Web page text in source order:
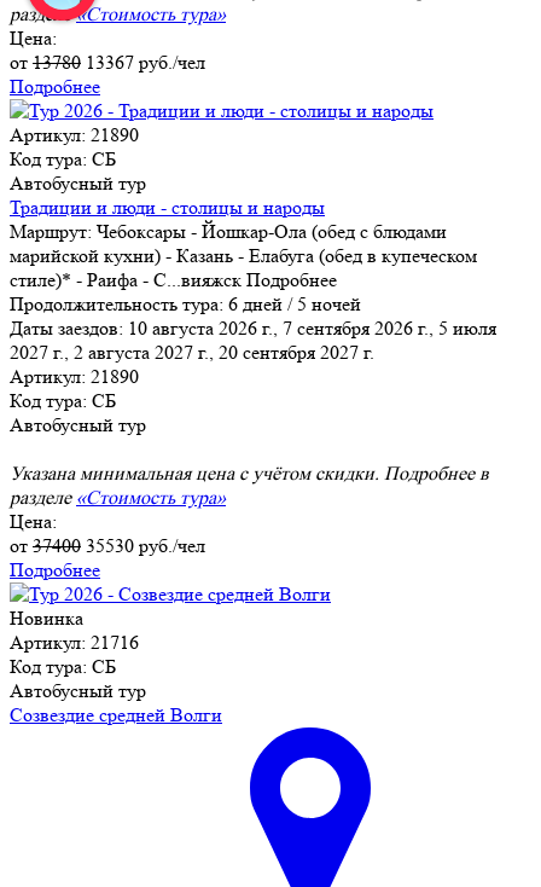
разделе«Стоимость тура»
Цена:
от 13780 13367 руб./чел
Подробнее
Артикул: 21890
Код тура: СБ
Автобусный тур
Традиции и люди - столицы и народы
Маршрут: Чебоксары - Йошкар-Ола (обед с блюдами
марийской кухни) - Казань - Елабуга (обед в купеческом
стиле)* - Раифа - С
вияжск Подробнее
Продолжительность тура: 6 дней / 5 ночей
Даты заездов: 10 августа 2026 г., 7 сентября 2026 г., 5 июля
2027 г., 2 августа 2027 г., 20 сентября 2027 г.
Артикул: 21890
Код тура: СБ
Автобусный тур
Указана минимальная цена с учётом скидки. Подробнее в
разделе «Стоимость тура»
Цена:
от 37400 35530 руб./чел
Подробнее
Новинка
Артикул: 21716
Код тура: СБ
Автобусный тур
Созвездие средней Волги